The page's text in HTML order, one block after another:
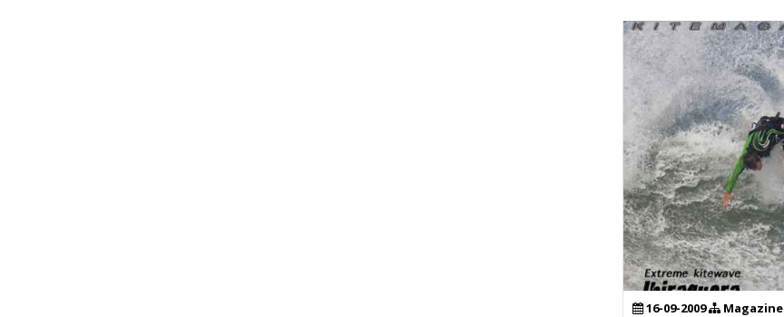
16-09-2009 Magazine